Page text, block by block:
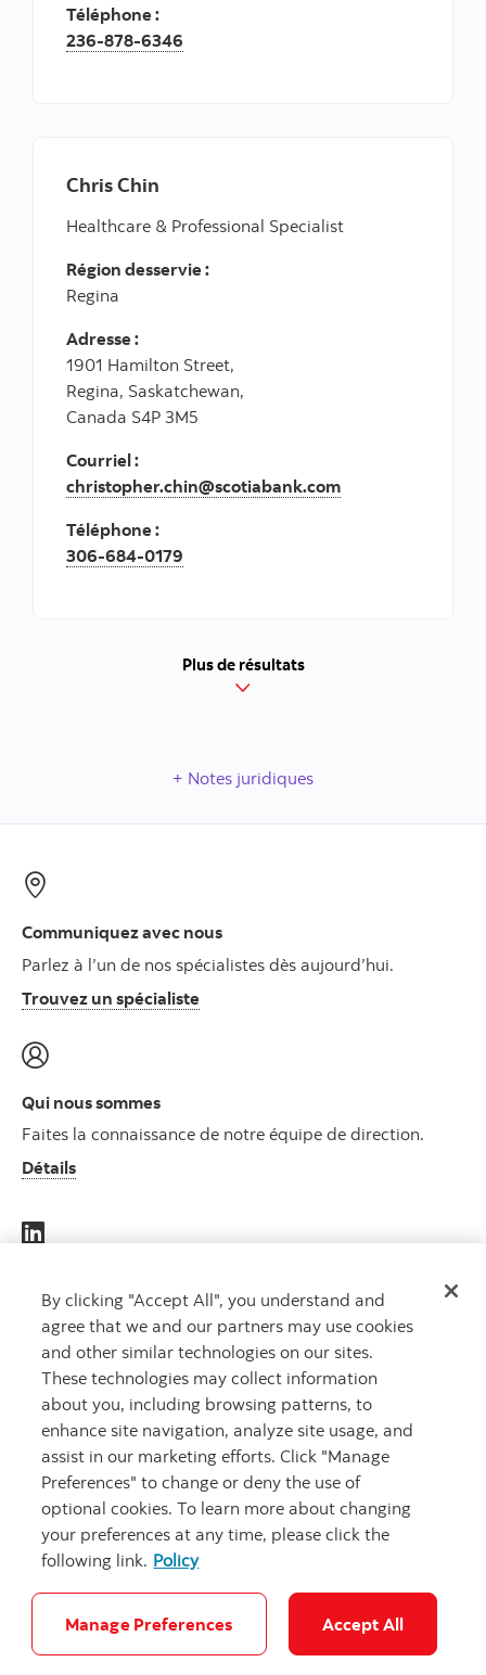
Téléphone :
236-878-6346
Chris Chin
Healthcare & Professional Specialist
Région desservie :
Regina
Adresse :
1901 Hamilton Street,
Regina, Saskatchewan,
Canada S4P 3M5
Courriel :
christopher.chin@scotiabank.com
Téléphone :
306-684-0179
Plus de résultats
Notes juridiques
Communiquez avec nous
Parlez à l’un de nos spécialistes dès aujourd’hui.
Trouvez un spécialiste
Qui nous sommes
Faites la connaissance de notre équipe de direction.
Détails
DES
CAPITAUX
QUI
TRAVAILLENT
POUR VOUS
Carrières Notes juridiques
By clicking "Accept All", you understand and
agree that we and our partners may use cookies
and other similar technologies on our sites.
These technologies may collect information
about you, including browsing patterns, to
enhance site navigation, analyze site usage, and
assist in our marketing efforts. Click "Manage
Preferences" to change or deny the use of
optional cookies. To learn more about changing
your preferences at any time, please click the
following link. Policy
Manage Preferences Accept All